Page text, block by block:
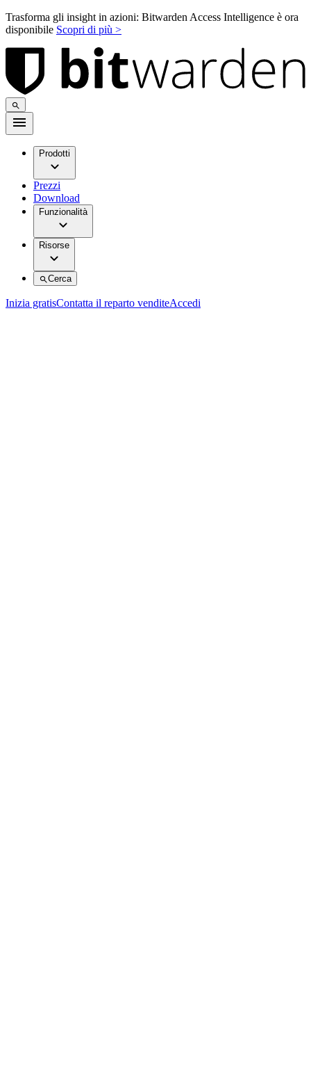
Trasforma gli insight in azioni: Bitwarden Access Intelligence è ora
disponibile Scopri di più >
Prodotti
Prezzi
Download
Funzionalità
Risorse
Cerca
Inizia gratisContatta il reparto venditeAccedi